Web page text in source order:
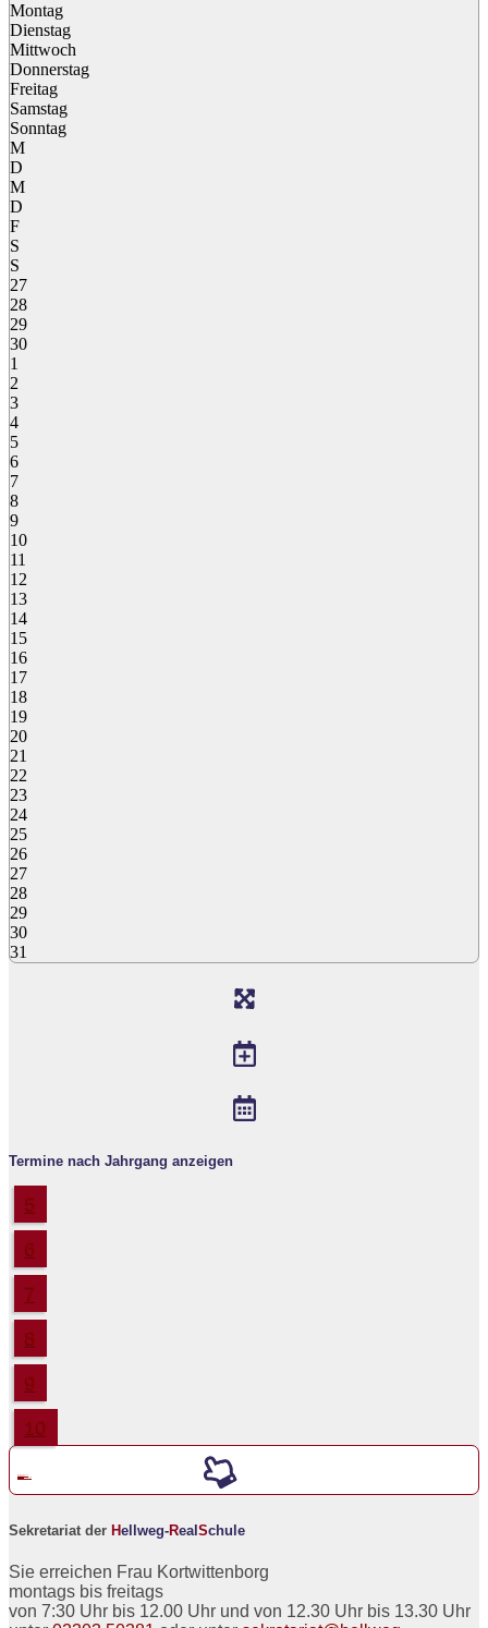
Montag
Dienstag
Mittwoch
Donnerstag
Freitag
Samstag
Sonntag
M
D
M
D
F
S
S
27
28
29
30
1
2
3
4
5
6
7
8
9
10
11
12
13
14
15
16
17
18
19
20
21
22
23
24
25
26
27
28
29
30
31
Termine nach Jahrgang anzeigen
5
6
7
8
9
10
Sekretariat der Hellweg-RealSchule
Sie erreichen Frau Kortwittenborg
montags bis freitags
von 7:30 Uhr bis 12.00 Uhr und von 12.30 Uhr bis 13.30 Uhr